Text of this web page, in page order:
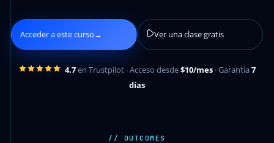
Acceder a este curso→ Ver una clase gratis
4.7en Trustpilot · Acceso desde$10/mes · Garantía7
días
// OUTCOMES